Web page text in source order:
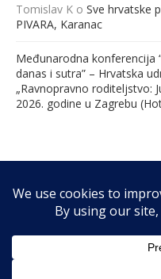
Tomislav K o Sve hrvatske
PIVARA, Karanac
Međunarodna konferencija
danas i sutra” – Hrvatska
„Ravnopravno roditeljstvo:
2026. godine u Zagrebu
@2026 - RibaFish. Sva